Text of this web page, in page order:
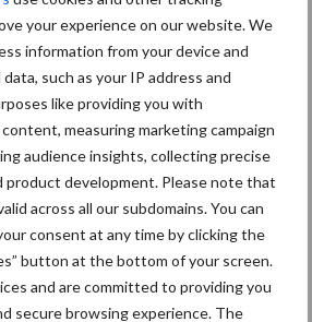
your experience on our website. We
information from your device and
such as your IP address and
like providing you with
measuring marketing campaign
audience insights, collecting precise
product development. Please note that
across all our subdomains. You can
consent at any time by clicking the
button at the bottom of your screen.
and are committed to providing you
secure browsing experience. The
elektrische bulldozers uit
legt lat opnieuw hoger
pootcombinatie van AVR
kondigt nieuwe trekker aan deze